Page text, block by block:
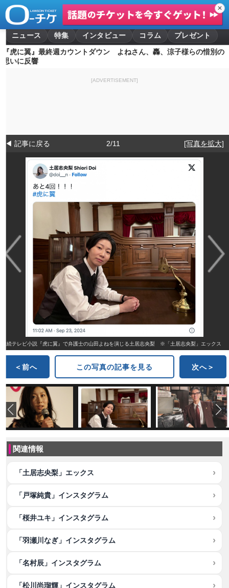
✕
ニュース 特集 インタビュー コラム
プレゼント
『虎に翼』最終週カウントダウン よねさん、轟、涼子様らの惜別の
思いに反響
[ADVERTISEMENT]
◀ 記事に戻る 2/11 [写真を拡大]
連続テレビ小説『虎に翼』で弁護士の山田よねを演じる土居志央梨 ※「土居志央梨」エックス
＜前へ この写真の記事を見る 次へ＞
関連情報
「土居志央梨」エックス
「戸塚純貴」インスタグラム
「桜井ユキ」インスタグラム
「羽瀬川なぎ」インスタグラム
「名村辰」インスタグラム
「松川尚瑠輝」インスタグラム